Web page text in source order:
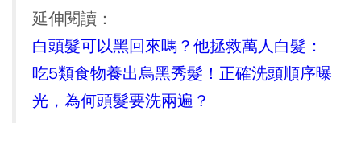
延伸閱讀：
白頭髮可以黑回來嗎？他拯救萬人白髮：
吃5類食物養出烏黑秀髮！正確洗頭順序曝
光，為何頭髮要洗兩遍？